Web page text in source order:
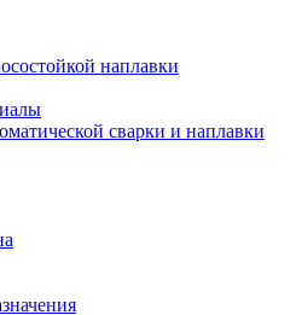
наплавки
сварки и наплавки